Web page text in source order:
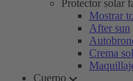
Protector solar
Mostrar
After sun
Crema
Cuerpo